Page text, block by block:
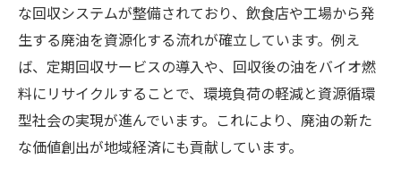
な回収システムが整備されており、飲食店や工場から発
生する廃油を資源化する流れが確立しています。例え
ば、定期回収サービスの導入や、回収後の油をバイオ燃
料にリサイクルすることで、環境負荷の軽減と資源循環
型社会の実現が進んでいます。これにより、廃油の新た
な価値創出が地域経済にも貢献しています。